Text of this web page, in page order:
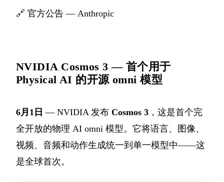
🔗 官方公告 — Anthropic
NVIDIA Cosmos 3 — 首个用于
Physical AI 的开源 omni 模型
6月1日 — NVIDIA 发布 Cosmos 3 ，这是首个完
全开放的物理 AI omni 模型。它将语言、图像、
视频、音频和动作生成统一到单一模型中——这
是全球首次。